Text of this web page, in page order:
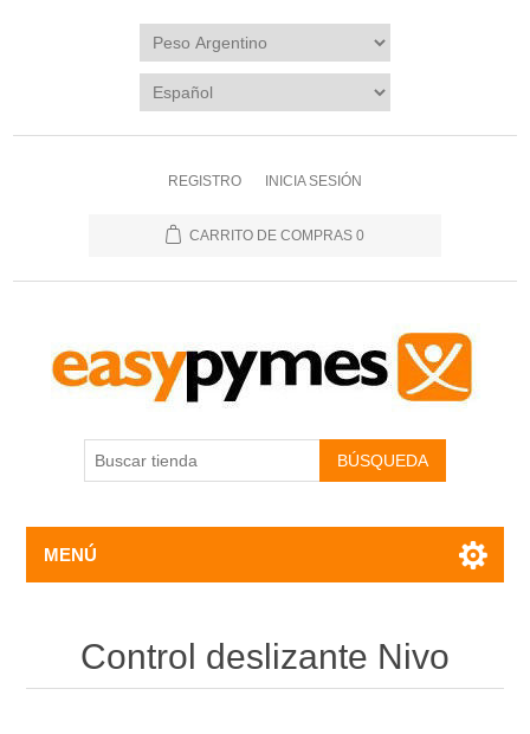
REGISTRO INICIA SESIÓN
CARRITO DE COMPRAS 0
MENÚ
Control deslizante Nivo